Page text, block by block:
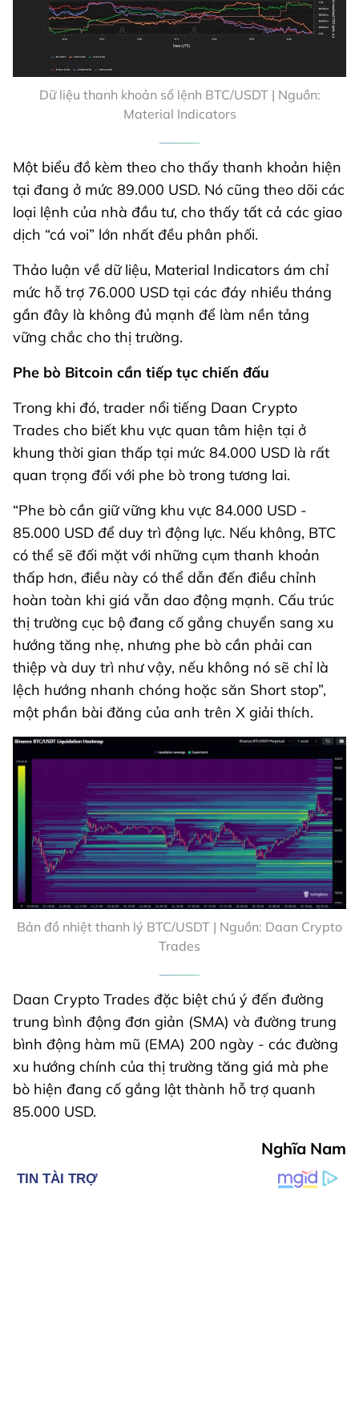
Dữ liệu thanh khoản sổ lệnh BTC/USDT | Nguồn:
Material Indicators
Một biểu đồ kèm theo cho thấy thanh khoản hiện
tại đang ở mức 89.000 USD. Nó cũng theo dõi các
loại lệnh của nhà đầu tư, cho thấy tất cả các giao
dịch “cá voi” lớn nhất đều phân phối.
Thảo luận về dữ liệu, Material Indicators ám chỉ
mức hỗ trợ 76.000 USD tại các đáy nhiều tháng
gần đây là không đủ mạnh để làm nền tảng
vững chắc cho thị trường.
Phe bò Bitcoin cần tiếp tục chiến đấu
Trong khi đó, trader nổi tiếng Daan Crypto
Trades cho biết khu vực quan tâm hiện tại ở
khung thời gian thấp tại mức 84.000 USD là rất
quan trọng đối với phe bò trong tương lai.
“Phe bò cần giữ vững khu vực 84.000 USD -
85.000 USD để duy trì động lực. Nếu không, BTC
có thể sẽ đối mặt với những cụm thanh khoản
thấp hơn, điều này có thể dẫn đến điều chỉnh
hoàn toàn khi giá vẫn dao động mạnh. Cấu trúc
thị trường cục bộ đang cố gắng chuyển sang xu
hướng tăng nhẹ, nhưng phe bò cần phải can
thiệp và duy trì như vậy, nếu không nó sẽ chỉ là
lệch hướng nhanh chóng hoặc săn Short stop”,
một phần bài đăng của anh trên X giải thích.
Bản đồ nhiệt thanh lý BTC/USDT | Nguồn: Daan Crypto
Trades
Daan Crypto Trades đặc biệt chú ý đến đường
trung bình động đơn giản (SMA) và đường trung
bình động hàm mũ (EMA) 200 ngày - các đường
xu hướng chính của thị trường tăng giá mà phe
bò hiện đang cố gắng lật thành hỗ trợ quanh
85.000 USD.
Nghĩa Nam